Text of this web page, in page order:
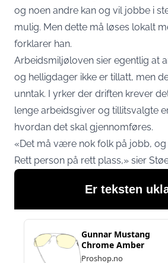
og noen andre kan og vil jobbe i
mulig. Men dette må løses lokalt
forklarer han.
Arbeidsmiljøloven sier egentlig at
og helligdager ikke er tillatt, men
unntak. I yrker der driften krever
lenge arbeidsgiver og tillitsvalgte
hvordan det skal gjennomføres.
«Det må være nok folk på jobb, og
Rett person på rett plass,» sier